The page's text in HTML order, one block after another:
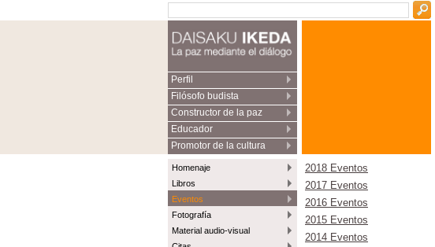
Perfil
Filósofo budista
Constructor de la paz
Educador
Promotor de la cultura
Homenaje
Libros
Eventos
Fotografía
Material audio-visual
2018 Eventos
2017 Eventos
2016 Eventos
2015 Eventos
2014 Eventos